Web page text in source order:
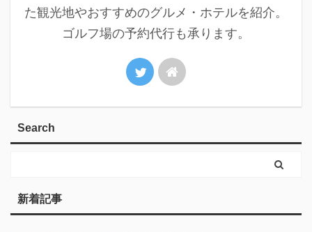
た観光地やおすすめのグルメ・ホテルを紹介。
ゴルフ場の予約代行も承ります。
Search
新着記事